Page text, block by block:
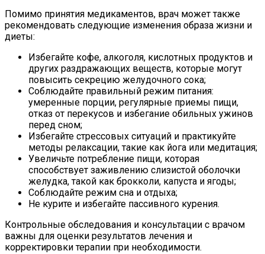
Помимо принятия медикаментов, врач может также
рекомендовать следующие изменения образа жизни и
диеты:
Избегайте кофе, алкоголя, кислотных продуктов и
других раздражающих веществ, которые могут
повысить секрецию желудочного сока;
Соблюдайте правильный режим питания:
умеренные порции, регулярные приемы пищи,
отказ от перекусов и избегание обильных ужинов
перед сном;
Избегайте стрессовых ситуаций и практикуйте
методы релаксации, такие как йога или медитация;
Увеличьте потребление пищи, которая
способствует заживлению слизистой оболочки
желудка, такой как брокколи, капуста и ягоды;
Соблюдайте режим сна и отдыха;
Не курите и избегайте пассивного курения.
Контрольные обследования и консультации с врачом
важны для оценки результатов лечения и
корректировки терапии при необходимости.